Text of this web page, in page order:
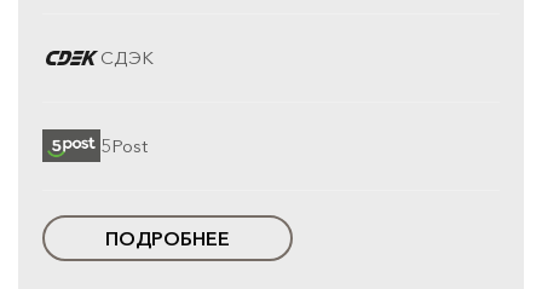
СДЭК
5Post
ПОДРОБНЕЕ